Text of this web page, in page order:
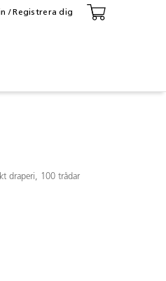
/ Registrera dig
draperi, 100 trådar